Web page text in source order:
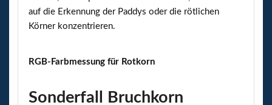
auf die Erkennung der Paddys oder die rötlichen
Körner konzentrieren.
RGB-Farbmessung für Rotkorn
Sonderfall Bruchkorn